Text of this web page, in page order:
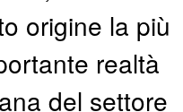
origine​ la più
realtà
del settore